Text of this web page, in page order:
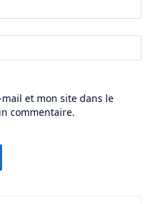
et mon site dans le
commentaire.